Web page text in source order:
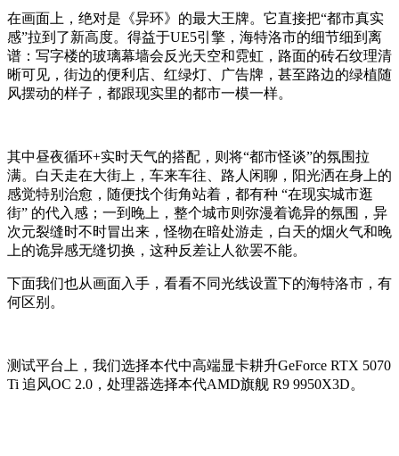
在画面上，绝对是《异环》的最大王牌。它直接把“都市真实
感”拉到了新高度。得益于UE5引擎，海特洛市的细节细到离
谱：写字楼的玻璃幕墙会反光天空和霓虹，路面的砖石纹理清
晰可见，街边的便利店、红绿灯、广告牌，甚至路边的绿植随
风摆动的样子，都跟现实里的都市一模一样。
其中昼夜循环+实时天气的搭配，则将“都市怪谈”的氛围拉
满。白天走在大街上，车来车往、路人闲聊，阳光洒在身上的
感觉特别治愈，随便找个街角站着，都有种 “在现实城市逛
街” 的代入感；一到晚上，整个城市则弥漫着诡异的氛围，异
次元裂缝时不时冒出来，怪物在暗处游走，白天的烟火气和晚
上的诡异感无缝切换，这种反差让人欲罢不能。
下面我们也从画面入手，看看不同光线设置下的海特洛市，有
何区别。
测试平台上，我们选择本代中高端显卡耕升GeForce RTX 5070
Ti 追风OC 2.0，处理器选择本代AMD旗舰 R9 9950X3D。